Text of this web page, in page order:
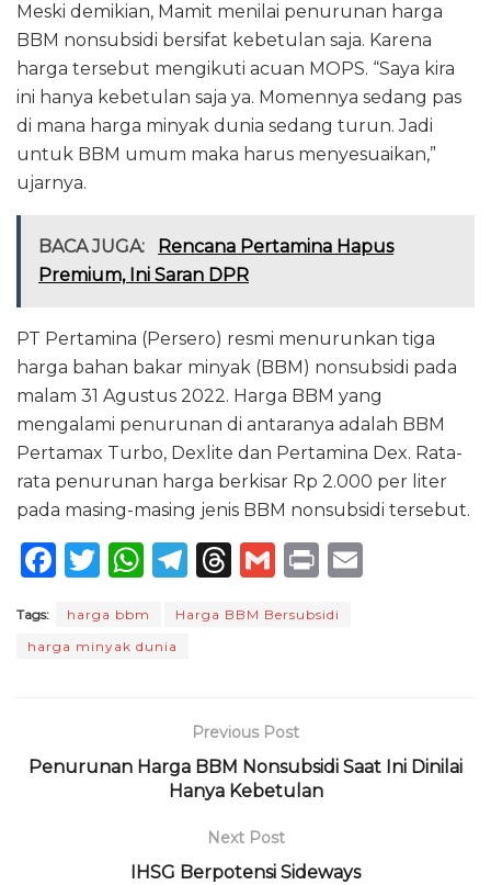
Meski demikian, Mamit menilai penurunan harga
BBM nonsubsidi bersifat kebetulan saja. Karena
harga tersebut mengikuti acuan MOPS. “Saya kira
ini hanya kebetulan saja ya. Momennya sedang pas
di mana harga minyak dunia sedang turun. Jadi
untuk BBM umum maka harus menyesuaikan,”
ujarnya.
BACA JUGA:
Rencana Pertamina Hapus
Premium, Ini Saran DPR
PT Pertamina (Persero) resmi menurunkan tiga
harga bahan bakar minyak (BBM) nonsubsidi pada
malam 31 Agustus 2022. Harga BBM yang
mengalami penurunan di antaranya adalah BBM
Pertamax Turbo, Dexlite dan Pertamina Dex. Rata-
rata penurunan harga berkisar Rp 2.000 per liter
pada masing-masing jenis BBM nonsubsidi tersebut.
F
c
e
o
T
it
te
W
a
ts
p
T
e
m
T
re
s
G
ai
P
n
Tags: harga bbm
Harga BBM Bersubsidi
harga minyak dunia
Previous Post
Penurunan Harga BBM Nonsubsidi Saat Ini Dinilai
Hanya Kebetulan
Next Post
IHSG Berpotensi Sideways